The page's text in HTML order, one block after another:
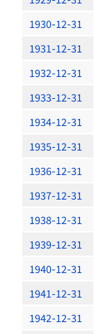
1930-12-31
1931-12-31
1932-12-31
1933-12-31
1934-12-31
1935-12-31
1936-12-31
1937-12-31
1938-12-31
1939-12-31
1940-12-31
1941-12-31
1942-12-31